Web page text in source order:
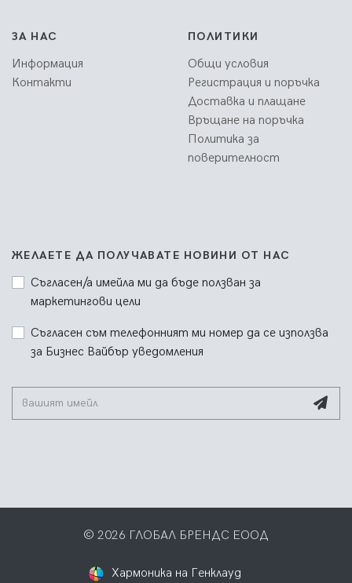
ЗА НАС
Информация
Контакти
ПОЛИТИКИ
Общи условия
Регистрация и поръчка
Доставка и плащане
Връщане на поръчка
Политика за
поверителност
ЖЕЛАЕТЕ ДА ПОЛУЧАВАТЕ НОВИНИ ОТ НАС
Съгласен/а имейла ми да бъде ползван за
маркетингови цели
Съгласен съм телефонният ми номер да се използва
за Бизнес Вайбър уведомления
© 2026 ГЛОБАЛ БРЕНДС ЕООД
Хармоника на Генклауд